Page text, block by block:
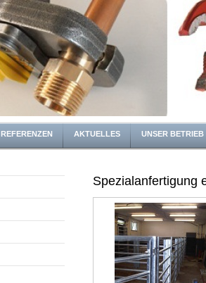
REFERENZEN AKTUELLES UNSER BETRIEB
Spezialanfertigung